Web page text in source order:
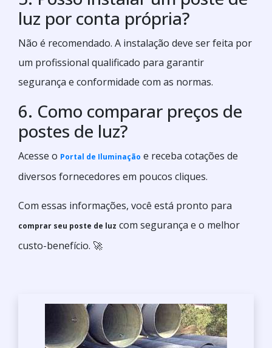
luz por conta própria?
Não é recomendado. A instalação deve ser feita por
um profissional qualificado para garantir
segurança e conformidade com as normas.
6. Como comparar preços de
postes de luz?
Acesse o Portal de Iluminação e receba cotações de
diversos fornecedores em poucos cliques.
Com essas informações, você está pronto para
comprar seu poste de luz com segurança e o melhor
custo-benefício. 🚀